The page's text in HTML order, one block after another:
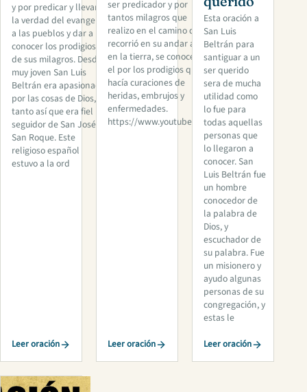
y por predicar y llevar
la verdad del evangelio
a las pueblos y dar a
conocer los prodigios
de sus milagros. Desde
muy joven San Luis
Beltrán era apasionado
por las cosas de Dios,
tanto así que era fiel
seguidor de San José y
San Roque. Este
religioso español
estuvo a la ord
Leer oración
ser predicador y por
tantos milagros que
realizo en el camino que
recorrió en su andar acá
en la tierra, se conoce de
el por los prodigios que
hacía curaciones de
heridas, embrujos y
enfermedades.
https://www.youtube.com/
Leer oración
Esta oración a
San Luis
Beltrán para
santiguar a un
ser querido
sera de mucha
utilidad como
lo fue para
todas aquellas
personas que
lo llegaron a
conocer. San
Luis Beltrán fue
un hombre
conocedor de
la palabra de
Dios, y
escuchador de
su palabra. Fue
un misionero y
ayudo algunas
personas de su
congregación, y
estas le
Leer oración